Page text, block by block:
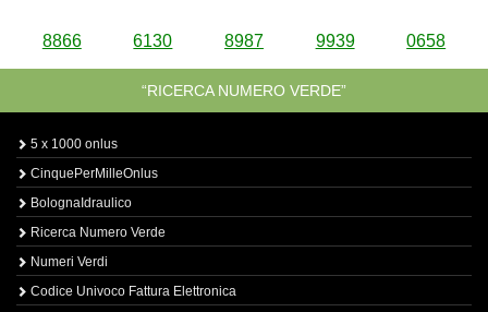
8866 6130 8987 9939 0658
“RICERCA NUMERO VERDE”
5 x 1000 onlus
CinquePerMilleOnlus
BolognaIdraulico
Ricerca Numero Verde
Numeri Verdi
Codice Univoco Fattura Elettronica